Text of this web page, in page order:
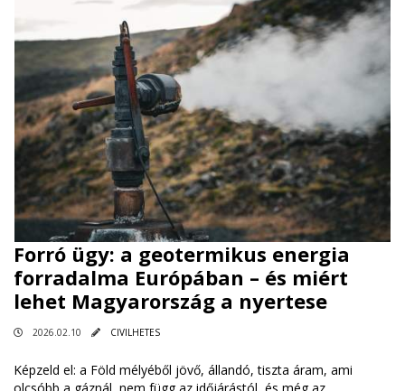
Forró ügy: a geotermikus energia
forradalma Európában – és miért
lehet Magyarország a nyertese
2026.02.10 CIVILHETES
Képzeld el: a Föld mélyéből jövő, állandó, tiszta áram, ami